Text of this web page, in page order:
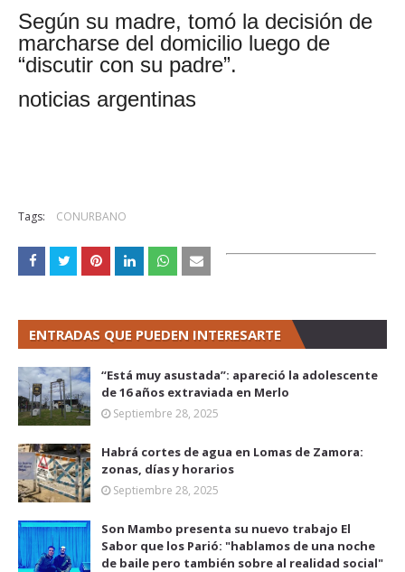
Según su madre, tomó la decisión de
marcharse del domicilio luego de
“discutir con su padre”.
noticias argentinas
Tags: CONURBANO
ENTRADAS QUE PUEDEN INTERESARTE
“Está muy asustada”: apareció la adolescente
de 16 años extraviada en Merlo
Septiembre 28, 2025
Habrá cortes de agua en Lomas de Zamora:
zonas, días y horarios
Septiembre 28, 2025
Son Mambo presenta su nuevo trabajo El
Sabor que los Parió: "hablamos de una noche
de baile pero también sobre al realidad social"